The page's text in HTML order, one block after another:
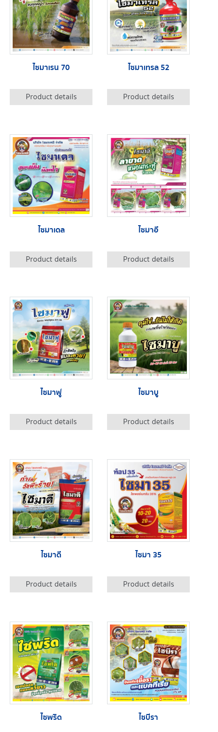
ไซมาเรน 70
Product details
ไซมาเทรล 52
Product details
ไซมาเดล
Product details
ไซมาอี
Product details
ไซมาฟู
Product details
ไซมาบู
Product details
ไซมาดี
Product details
ไซมา 35
Product details
ไซพริด ไซบีรา